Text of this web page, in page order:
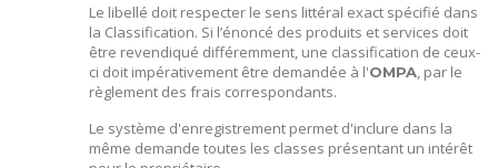
Le libellé doit respecter le sens littéral exact spécifié dans
la Classification. Si l’énoncé des produits et services doit
être revendiqué différemment, une classification de ceux-
ci doit impérativement être demandée à l'OMPA, par le
règlement des frais correspondants.
Le système d'enregistrement permet d'inclure dans la
même demande toutes les classes présentant un intérêt